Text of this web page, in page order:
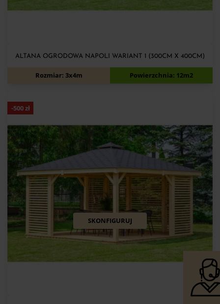
ALTANA OGRODOWA NAPOLI WARIANT 1 (300CM X 400CM)
7 220 6 720zł
Rozmiar: 3x4m Powierzchnia: 12m2
-500zł
SKONFIGURUJ